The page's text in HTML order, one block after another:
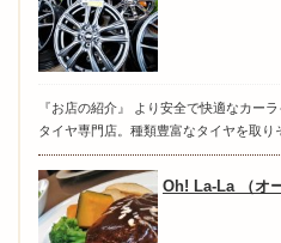
『お店の紹介』 より安全で快適なカー
タイヤ専門店。種類豊富なタイヤを取り
Oh! La-La （オ